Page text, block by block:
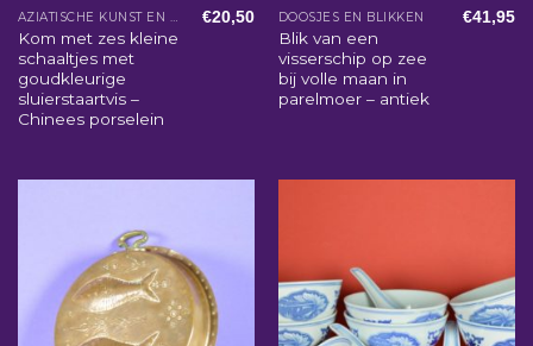
AZIATISCHE KUNST EN WOONACCESSOIRES
Kom met zes kleine
schaaltjes met
goudkleurige
sluierstaartvis –
Chinees porselein
€20,50 DOOSJES EN BLIKKEN
Blik van een
visserschip op zee
bij volle maan in
parelmoer – antiek
€41,95